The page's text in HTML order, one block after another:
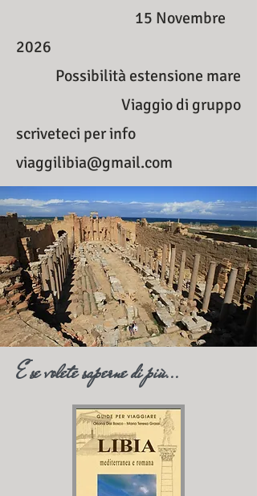
15 Novembre
2026
Possibilità estensione mare
Viaggio di gruppo
scriveteci per info
viaggilibia@gmail.com
E se volete saperne di più...